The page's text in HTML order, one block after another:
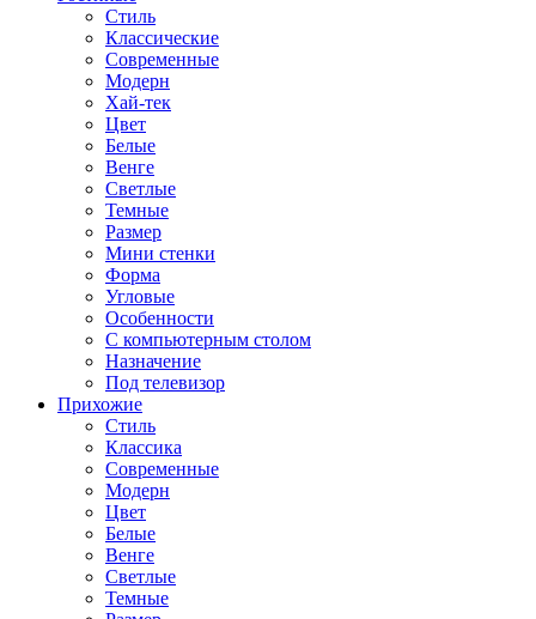
Стиль
Классические
Современные
Модерн
Хай-тек
Цвет
Белые
Венге
Светлые
Темные
Размер
Мини стенки
Форма
Угловые
Особенности
С компьютерным столом
Назначение
Под телевизор
Прихожие
Стиль
Классика
Современные
Модерн
Цвет
Белые
Венге
Светлые
Темные